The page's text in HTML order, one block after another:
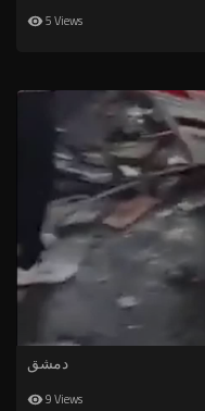
5 Views
دمشق
9 Views